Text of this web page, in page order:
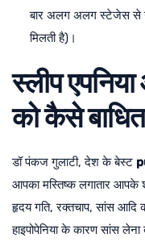
बार अलग अलग स्टेजेस से
मिलती है)।
स्लीप
को कैसे
डॉ पंकज गुलाटी, देश के बेस्ट
आपका मस्तिष्क लगातार आपके
हृदय गति, रक्तचाप, सांस आदि
हाइपोपेनिया के कारण सांस